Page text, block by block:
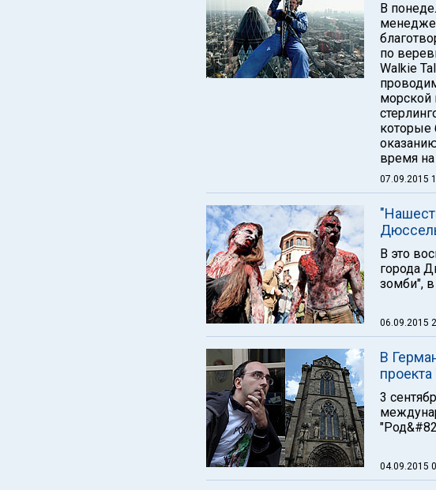
В
по
Walkie
морской
которые
время
07.09.2015
В это
города
зомби",
06.09.2015
В
проекта
3
04.09.2015